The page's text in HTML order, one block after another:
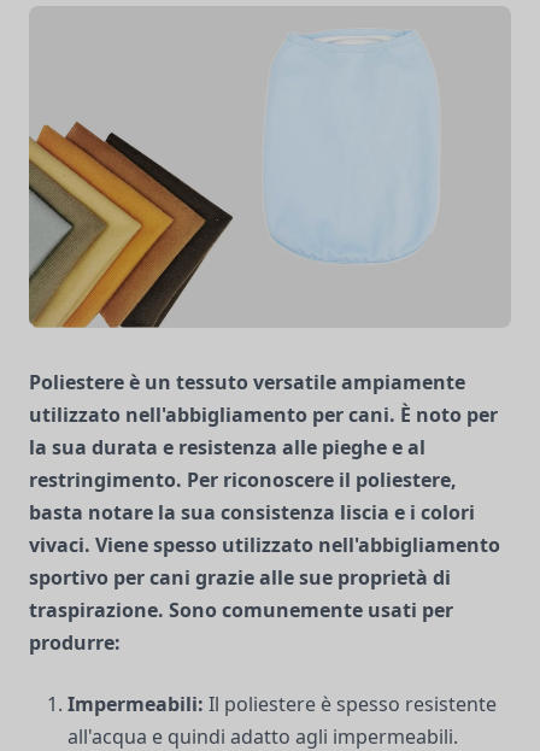
Poliestereè un tessuto versatile ampiamente
utilizzato nell'abbigliamento per cani. È noto per
la sua durata e resistenza alle pieghe e al
restringimento. Per riconoscere il poliestere,
basta notare la sua consistenza liscia e i colori
vivaci. Viene spesso utilizzato nell'abbigliamento
sportivo per cani grazie alle sue proprietà di
traspirazione. Sono comunemente usati per
produrre:
Impermeabili: Il poliestere è spesso resistente
all'acqua e quindi adatto agli impermeabili.